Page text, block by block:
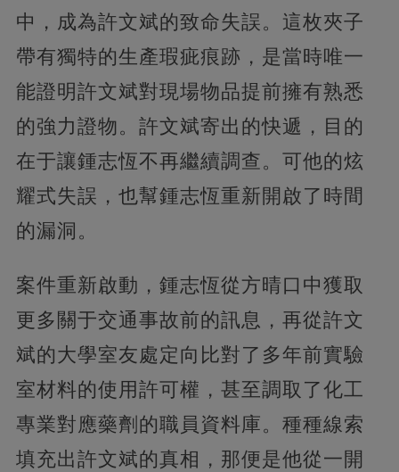
中，成為許文斌的致命失誤。這枚夾子
帶有獨特的生產瑕疵痕跡，是當時唯一
能證明許文斌對現場物品提前擁有熟悉
的強力證物。許文斌寄出的快遞，目的
在于讓鍾志恆不再繼續調查。可他的炫
耀式失誤，也幫鍾志恆重新開啟了時間
的漏洞。
案件重新啟動，鍾志恆從方晴口中獲取
更多關于交通事故前的訊息，再從許文
斌的大學室友處定向比對了多年前實驗
室材料的使用許可權，甚至調取了化工
專業對應藥劑的職員資料庫。種種線索
填充出許文斌的真相，那便是他從一開